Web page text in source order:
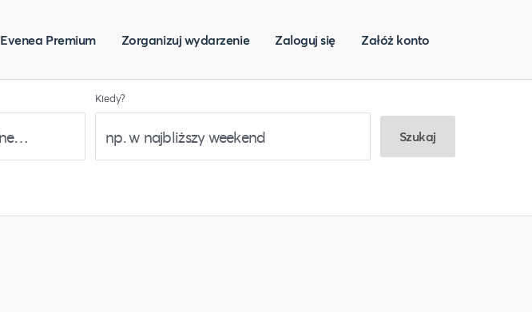
Evenea Premium Zorganizuj wydarzenie Zaloguj się Załóż konto
Kiedy?
Szukaj